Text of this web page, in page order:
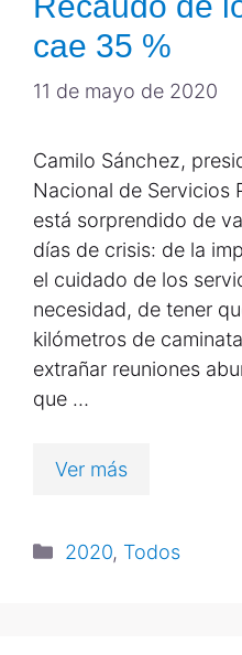
cae 35 %
11 de mayo de 2020
Camilo Sánchez,
Nacional de Servicios
está sorprendido de
días de crisis: de la
el cuidado de los
necesidad, de tener
kilómetros de
extrañar reuniones
que …
Ver más
2020, Todos